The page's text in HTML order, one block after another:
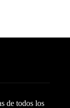
de todos los